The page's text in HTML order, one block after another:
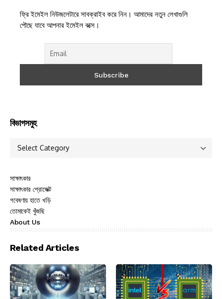
ফ্রি ইমেইল নিউজলেটারে সাবক্রাইব করে নিন। আমাদের নতুন লেখাগুলি
পৌছে যাবে আপনার ইমেইল বক্সে।
বিভাগসমুহ
সাক্ষাৎকার
সাক্ষাৎকার প্রোজেক্ট
গবেষণায় হাতে খড়ি
তোমাকেই খুঁজছি
About Us
Related Articles